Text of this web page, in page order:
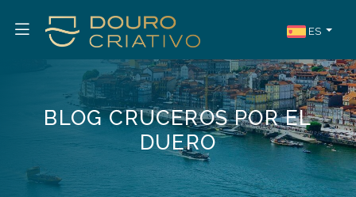
ES
BLOG CRUCEROS POR EL
DUERO